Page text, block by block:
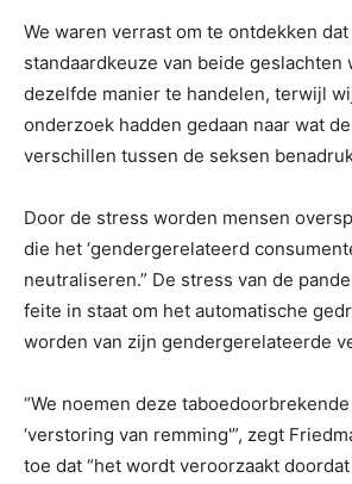
We waren verrast om te ontdekken dat
standaardkeuze van beide geslachten
dezelfde manier te handelen, terwijl
onderzoek hadden gedaan naar wat
verschillen tussen de seksen
Door de stress worden mensen
die het ‘gendergerelateerd
neutraliseren.” De stress van de
feite in staat om het automatische
worden van zijn gendergerelateerde
“We noemen deze
‘verstoring van remming'”, zegt
toe dat “het wordt veroorzaakt